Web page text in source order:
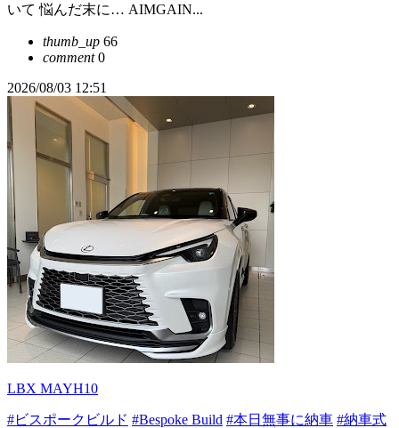
いて 悩んだ末に… AIMGAIN...
thumb_up 66
comment0
2026/08/03 12:51
LBX MAYH10
#ビスポークビルド #Bespoke Build #本日無事に納車 #納車式